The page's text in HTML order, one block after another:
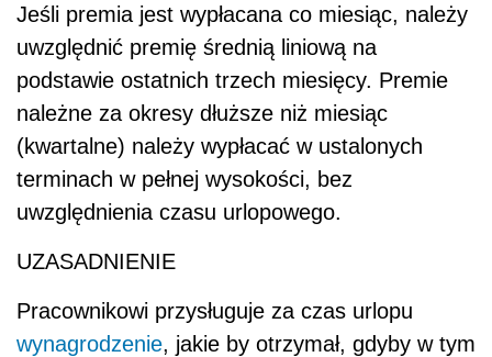
Pracownikowi przysługuje za czas urlopu
wynagrodzenie, jakie by otrzymał, gdyby w tym
czasie pracował. Dlatego przy ustalaniu tego
wynagrodzenia należy brać pod uwagę nie
tylko stałą, miesięczną pensję, ale również
składniki wynagrodzenia przysługujące w
zmiennej wysokości, jak np.premie
roszczeniowym składnikiem wynagrodzenia.
Pracownik otrzymuje ją po spełnieniu
określonych warunków (np. za osiągnięcie